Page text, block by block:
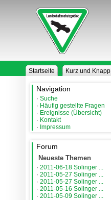
Startseite Kurz und Knapp
Navigation
· Suche
· Häufig gestellte Fragen
· Ereignisse (Übersicht)
· Kontakt
· Impressum
Forum
Neueste Themen
· 2011-06-18 Solinger ...
· 2011-05-27 Solinger ...
· 2011-05-27 Solinger ...
· 2011-05-16 Solinger ...
· 2011-05-09 Solinger ...